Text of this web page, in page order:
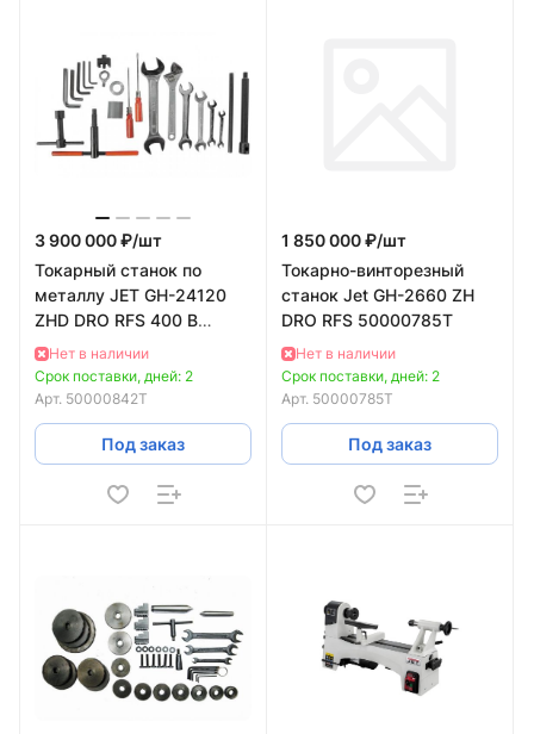
3 900 000 ₽/шт
Токарный станок по
металлу JET GH-24120
ZHD DRO RFS 400 В
50000842T
Нет в наличии
Срок поставки, дней: 2
Арт. 50000842T
Под заказ
1 850 000 ₽/шт
Токарно-винторезный
станок Jet GH-2660 ZH
DRO RFS 50000785T
Нет в наличии
Срок поставки, дней: 2
Арт. 50000785T
Под заказ